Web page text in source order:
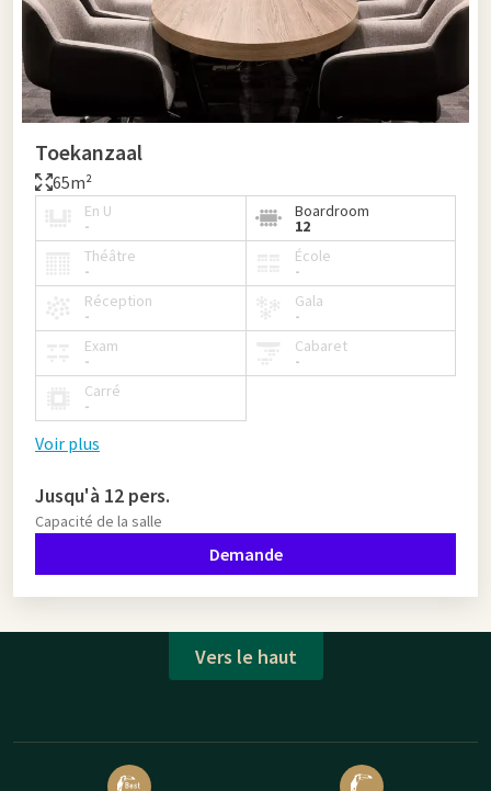
Toekanzaal
65m²
En U
-
Boardroom
12
Théâtre
-
École
-
Réception
-
Gala
-
Exam
-
Cabaret
-
Carré
-
Voir plus
Jusqu'à 12 pers.
Capacité de la salle
Demande
Vers le haut